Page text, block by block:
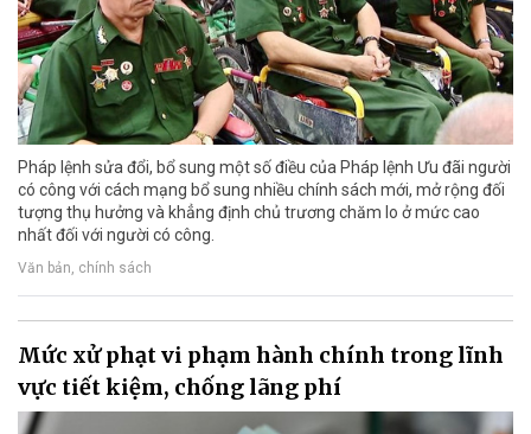
Pháp lệnh sửa đổi, bổ sung một số điều của Pháp lệnh Ưu đãi người
có công với cách mạng bổ sung nhiều chính sách mới, mở rộng đối
tượng thụ hưởng và khẳng định chủ trương chăm lo ở mức cao
nhất đối với người có công.
Văn bản, chính sách
Mức xử phạt vi phạm hành chính trong lĩnh
vực tiết kiệm, chống lãng phí